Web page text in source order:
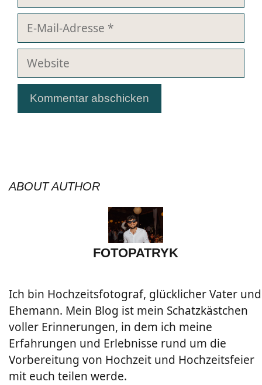
Mail-
Adresse
Website
ABOUT AUTHOR
FOTOPATRYK
Ich bin Hochzeitsfotograf, glücklicher Vater und
Ehemann. Mein Blog ist mein Schatzkästchen
voller Erinnerungen, in dem ich meine
Erfahrungen und Erlebnisse rund um die
Vorbereitung von Hochzeit und Hochzeitsfeier
mit euch teilen werde.